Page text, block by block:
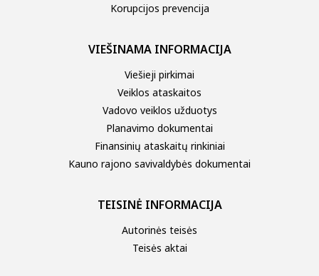
Korupcijos prevencija
VIEŠINAMA INFORMACIJA
Viešieji pirkimai
Veiklos ataskaitos
Vadovo veiklos užduotys
Planavimo dokumentai
Finansinių ataskaitų rinkiniai
Kauno rajono savivaldybės dokumentai
TEISINĖ INFORMACIJA
Autorinės teisės
Teisės aktai